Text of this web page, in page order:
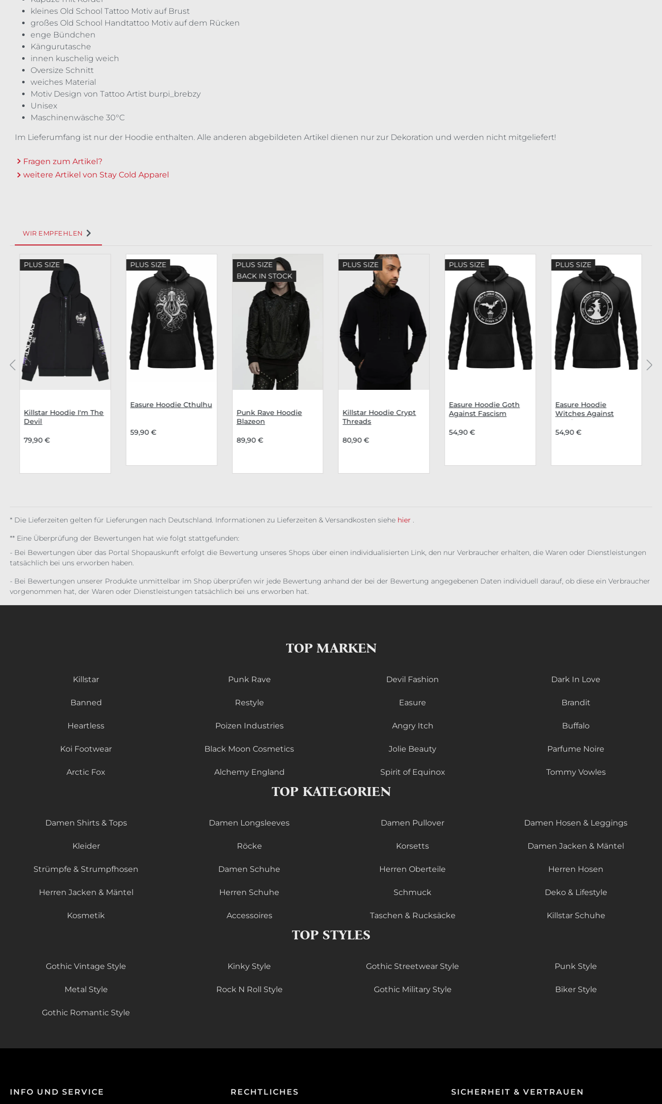
kleines Old School Tattoo Motiv auf Brust
großes Old School Handtattoo Motiv auf dem Rücken
enge Bündchen
Kängurutasche
innen kuschelig weich
Oversize Schnitt
weiches Material
Motiv Design von Tattoo Artist burpi_brebzy
Unisex
Maschinenwäsche 30°C
Im Lieferumfang ist nur der Hoodie enthalten. Alle anderen abgebildeten Artikel dienen nur zur Dekoration und werden nicht mitgeliefert!
Fragen zum Artikel?
weitere Artikel von Stay Cold Apparel
WIR EMPFEHLEN
Produktgalerie überspringen
PLUS SIZE
Killstar Hoodie I'm The
Devil
79,90 €
PLUS SIZE
Easure Hoodie Cthulhu
59,90 €
PLUS SIZE
BACK IN STOCK
Punk Rave Hoodie
Blazeon
89,90 €
PLUS SIZE
Killstar Hoodie Crypt
Threads
80,90 €
PLUS SIZE
Easure Hoodie Goth
Against Fascism
54,90 €
PLUS SIZE
Easure Hoodie
Witches Against
Fascism
54,90 €
* Die Lieferzeiten gelten für Lieferungen nach Deutschland. Informationen zu Lieferzeiten & Versandkosten siehe hier .
** Eine Überprüfung der Bewertungen hat wie folgt stattgefunden:
- Bei Bewertungen über das Portal Shopauskunft erfolgt die Bewertung unseres Shops über einen individualisierten Link, den nur Verbraucher erhalten, die Waren oder Dienstleistungen
tatsächlich bei uns erworben haben.
- Bei Bewertungen unserer Produkte unmittelbar im Shop überprüfen wir jede Bewertung anhand der bei der Bewertung angegebenen Daten individuell darauf, ob diese ein Verbraucher
vorgenommen hat, der Waren oder Dienstleistungen tatsächlich bei uns erworben hat.
TOP MARKEN
Killstar Punk Rave Devil Fashion Dark In Love
Banned Restyle Easure Brandit
Heartless Poizen Industries Angry Itch Buffalo
Koi Footwear Black Moon Cosmetics Jolie Beauty Parfume Noire
Arctic Fox Alchemy England Spirit of Equinox Tommy Vowles
TOP KATEGORIEN
Damen Shirts & Tops Damen Longsleeves Damen Pullover Damen Hosen & Leggings
Kleider Röcke Korsetts Damen Jacken & Mäntel
Strümpfe & Strumpfhosen Damen Schuhe Herren Oberteile Herren Hosen
Herren Jacken & Mäntel Herren Schuhe Schmuck Deko & Lifestyle
Kosmetik Accessoires Taschen & Rucksäcke Killstar Schuhe
TOP STYLES
Gothic Vintage Style Kinky Style Gothic Streetwear Style Punk Style
Metal Style Rock N Roll Style Gothic Military Style Biker Style
Gothic Romantic Style
INFO UND SERVICE RECHTLICHES SICHERHEIT & VERTRAUEN